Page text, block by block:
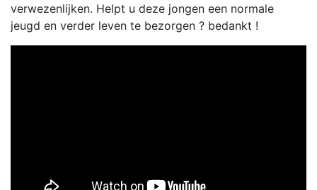
verwezenlijken. Helpt u deze jongen een normale
jeugd en verder leven te bezorgen ? bedankt !